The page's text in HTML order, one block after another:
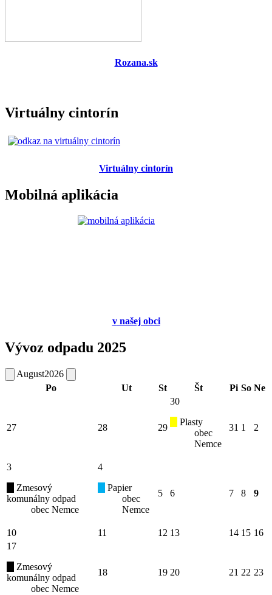
Rozana.sk
Virtuálny cintorín
Virtuálny cintorín
Mobilná aplikácia
vnašej obci
Vývoz odpadu 2025
August2026
Po
Ut St Št Pi So Ne
27 28 29
30
Plasty
obec
Nemce
31 1 2
3
Zmesový
komunálny odpad
obec Nemce
4
Papier
obec
Nemce
5 6 7 8 9
10 11 12 13 14 15 16
17
Zmesový
komunálny odpad
obec Nemce
18 19 20 21 22 23